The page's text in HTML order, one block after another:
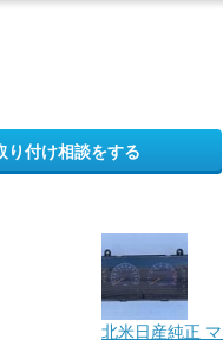
り付け相談をする
北米日産純正